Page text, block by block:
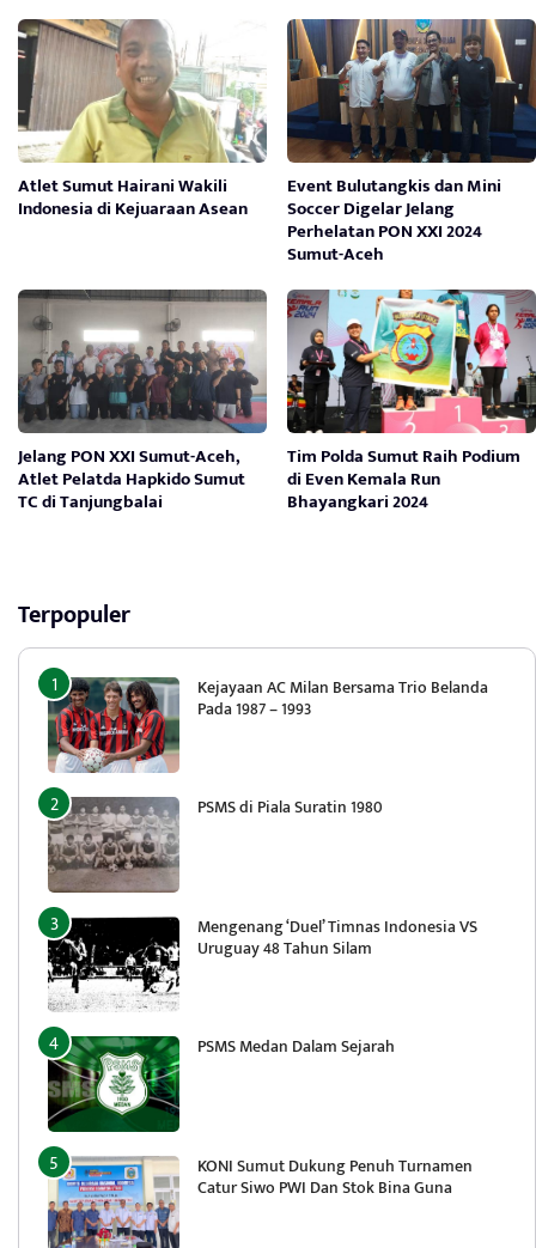
Atlet Sumut Hairani Wakili
Indonesia di Kejuaraan Asean
Event Bulutangkis dan Mini
Soccer Digelar Jelang
Perhelatan PON XXI 2024
Sumut-Aceh
Jelang PON XXI Sumut-Aceh,
Atlet Pelatda Hapkido Sumut
TC di Tanjungbalai
Tim Polda Sumut Raih Podium
di Even Kemala Run
Bhayangkari 2024
Terpopuler
Kejayaan AC Milan Bersama Trio Belanda
Pada 1987 – 1993
PSMS di Piala Suratin 1980
Mengenang ‘Duel’ Timnas Indonesia VS
Uruguay 48 Tahun Silam
PSMS Medan Dalam Sejarah
KONI Sumut Dukung Penuh Turnamen
Catur Siwo PWI Dan Stok Bina Guna